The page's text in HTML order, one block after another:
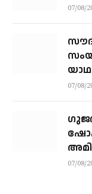
07/08/
07/08/
07/08/